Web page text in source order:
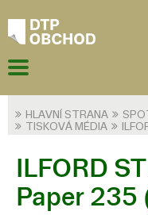
HLAVNÍ STRANA
TISKOVÁ MÉDIA
ILFORD
Paper